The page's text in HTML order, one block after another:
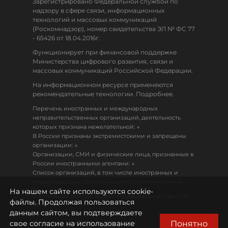
надзору в сфере связи, информационных
технологий и массовых коммуникаций
(Роскомнадзор), номер свидетельства ЭЛ № ФС 77
- 65426 от 18.04.2016г.
Функционирует при финансовой поддержке
Министерства цифрового развития, связи и
массовых коммуникаций Российской Федерации.
На информационном ресурсе применяются
рекомендательные технологии. Подробнее.
Перечень иностранных и международных
неправительственных организаций, деятельность
которых признана нежелательной: ↓
В России признаны экстремистскими и запрещены
организации: ↓
Организации, СМИ и физические лица, признанные в
России иностранными агентами: ↓
Список организаций, в том числе иностранных и
Настоящий ресурс может содержать материалы
18+
Политика конфиденциальности
На нашем сайте используются cookie-
файлы. Продолжая пользоваться
данным сайтом, вы подтверждаете
свое согласие на использование
Понятно